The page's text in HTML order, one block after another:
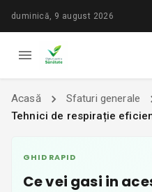
duminică, 9 august 2026
Acasă
Sfaturi generale
Tehnici de respirație
GHID RAPID
Ce vei gasi in